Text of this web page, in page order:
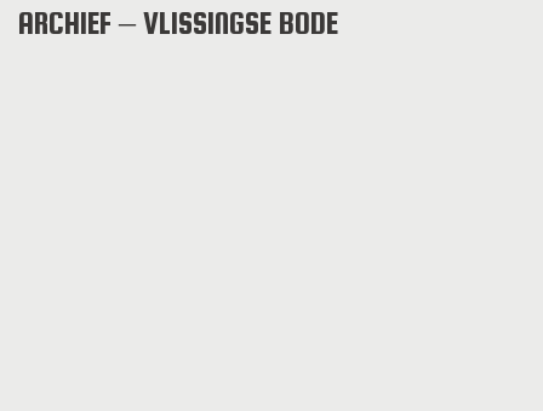
ARCHIEF – VLISSINGSE BODE